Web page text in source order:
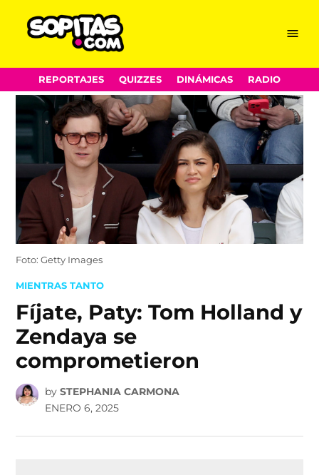
Skip
to
Menu
REPORTAJES QUIZZES DINÁMICAS RADIO
Foto: Getty Images
POSTED
MIENTRAS TANTO
Fíjate, Paty: Tom Holland y
Zendaya se
comprometieron
by STEPHANIA CARMONA
ENERO 6, 2025